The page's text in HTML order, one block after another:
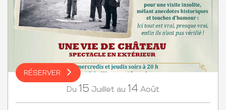
RÉSERVER
Du 15 Juillet au 14 Août